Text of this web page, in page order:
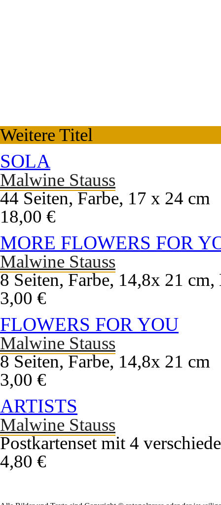
Weitere Titel
SOLA
Malwine Stauss
44 Seiten, Farbe, 17 x 24 cm
18,00 €
MORE FLOWERS FOR
Malwine Stauss
8 Seiten, Farbe, 14,8x 21
3,00 €
FLOWERS FOR YOU
Malwine Stauss
8 Seiten, Farbe, 14,8x 21 cm
3,00 €
ARTISTS
Malwine Stauss
Postkartenset mit 4
4,80 €